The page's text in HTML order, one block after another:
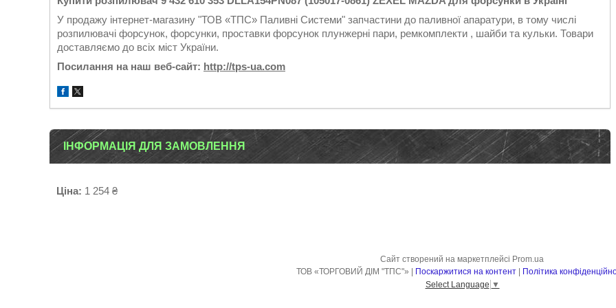
У продажу інтернет-магазину "ТОВ «ТПС» Паливні Системи" запчастини до паливної апаратури, в тому числі
розпилювачі форсунок, форсунки, проставки форсунок плунжерні пари, ремкомплекти , шайби та кульки. Товари
доставляємо до всіх міст України.
Посилання на наш веб-сайт: http://tps-ua.com
ІНФОРМАЦІЯ ДЛЯ ЗАМОВЛЕННЯ
Ціна: 1 254 ₴
Сайт створений на маркетплейсі Prom.ua
Поскаржитися на контент
Політика
Select Language ▼